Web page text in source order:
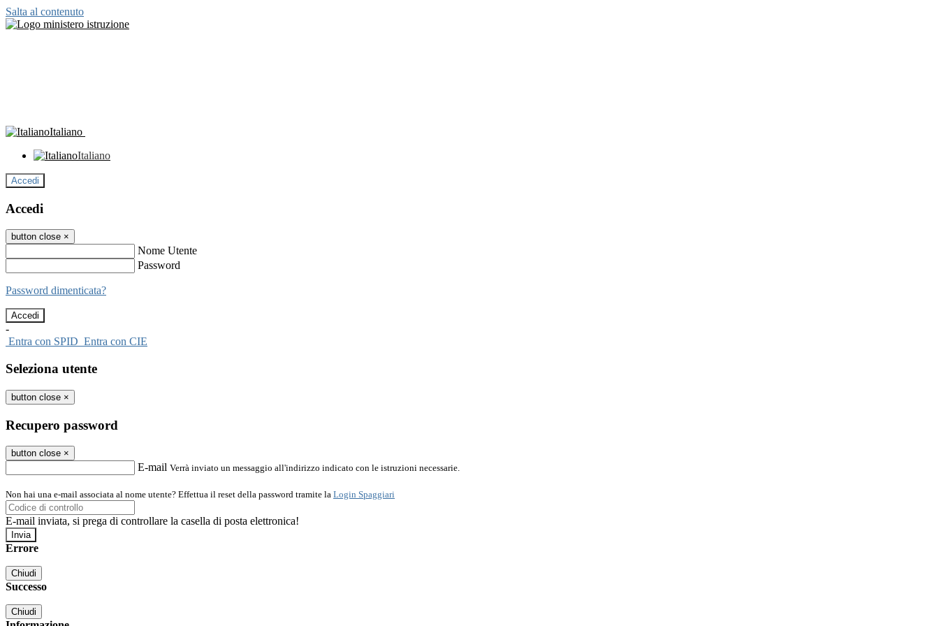
Salta al contenuto
Italiano
Italiano
Accedi
Accedi
button close ×
Nome Utente
Password
Password dimenticata?
-
Entra con SPID Entra con CIE
Seleziona utente
button close ×
Recupero password
button close ×
E-mail Verrà inviato un messaggio all'indirizzo indicato con le istruzioni necessarie.
Non hai una e-mail associata al nome utente? Effettua il reset della password tramite la Login Spaggiari
E-mail inviata, si prega di controllare la casella di posta elettronica!
Errore
Chiudi
Successo
Chiudi